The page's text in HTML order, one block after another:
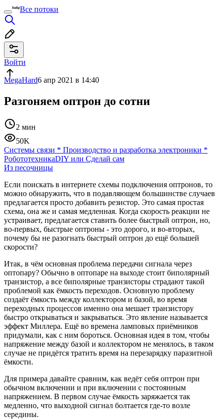
Все потоки
Войти
MegaHard6 апр 2021 в 14:40
Разгоняем оптрон до сотни
2 мин
50K
Системы связи * Производство и разработка электроники *
РобототехникаDIY или Сделай сам
Из песочницы
Если поискать в интернете схемы подключения оптронов, то
можно обнаружить, что в подавляющем большинстве случаев
предлагается просто добавить резистор. Это самая простая
схема, она же и самая медленная. Когда скорость реакции не
устраивает, предлагается ставить более быстрый оптрон, но,
во-первых, быстрые оптроны - это дорого, и во-вторых,
почему бы не разогнать быстрый оптрон до ещё большей
скорости?
Итак, в чём основная проблема передачи сигнала через
оптопару? Обычно в оптопаре на выходе стоит биполярный
транзистор, а все биполярные транзисторы страдают такой
проблемой как ёмкость переходов. Основную проблему
создаёт ёмкость между коллектором и базой, во время
переходных процессов именно она мешает транзистору
быстро открываться и закрываться. Это явление называется
эффект Миллера. Ещё во времена ламповых приёмников
придумали, как с ним бороться. Основная идея в том, чтобы
напряжение между базой и коллектором не менялось, в таком
случае не придётся тратить время на перезарядку паразитной
ёмкости.
Для примера давайте сравним, как ведёт себя оптрон при
обычном включении и при включении с постоянным
напряжением. В первом случае ёмкость заряжается так
медленно, что выходной сигнал болтается где-то возле
середины.